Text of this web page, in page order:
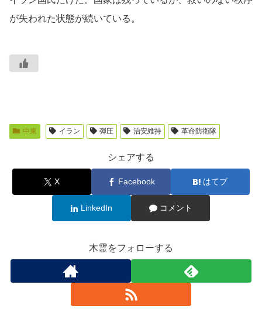
が失われた状態が続いている。
中東 イラン 弾圧 治安維持 革命防衛隊
シェアする
X Facebook はてブ
LinkedIn コメント
木霊をフォローする